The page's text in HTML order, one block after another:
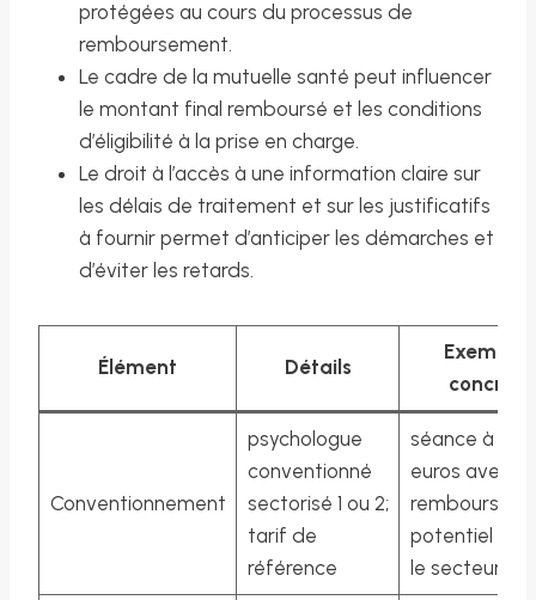
protégées au cours du processus de
remboursement.
Le cadre de la mutuelle santé peut influencer
le montant final remboursé et les conditions
d’éligibilité à la prise en charge.
Le droit à l’accès à une information claire sur
les délais de traitement et sur les justificatifs
à fournir permet d’anticiper les démarches et
d’éviter les retards.
Élément Détails
Exemple
concret
Conventionnement
psychologue
conventionné
sectorisé 1 ou 2;
tarif de
référence
séance à 40
euros avec
potentiel
le secteur